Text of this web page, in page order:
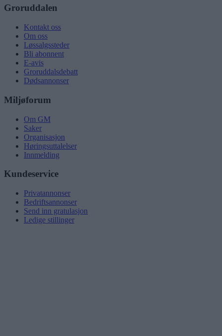
Groruddalen
Kontakt oss
Om oss
Løssalgssteder
Bli abonnent
E-avis
Groruddalsdebatt
Dødsannonser
Miljøforum
Om GM
Saker
Organisasjon
Høringsuttalelser
Innmelding
Kundeservice
Privatannonser
Bedriftsannonser
Send inn gratulasjon
Ledige stillinger